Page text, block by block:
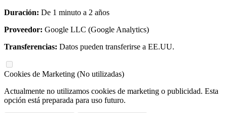
Duración: De 1 minuto a 2 años
Proveedor: Google LLC (Google Analytics)
Transferencias: Datos pueden transferirse a EE.UU.
Cookies de Marketing (No utilizadas)
Actualmente no utilizamos cookies de marketing o publicidad. Esta
opción está preparada para uso futuro.